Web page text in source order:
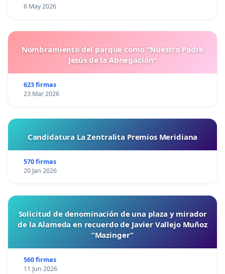
6 May 2026
Nombramiento del parque como "Nuestro Padre
Jesús de la Abnegación"
623 firmas
23 Mar 2026
Candidatura La Zentralita Premios Meridiana
570 firmas
20 Jan 2026
Solicitud de denominación de una plaza y mirador
de la Alameda en recuerdo de Javier Vallejo Muñoz
“Mazinger”
560 firmas
11 Jun 2026